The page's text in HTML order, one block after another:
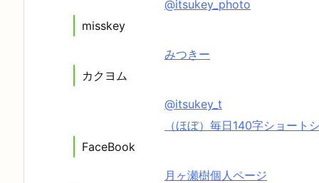
@itsukey_photo
misskey
みつきー
カクヨム
@itsukey_t
（ほぼ）毎日140字ショート
FaceBook
月ヶ瀬樹個人ページ